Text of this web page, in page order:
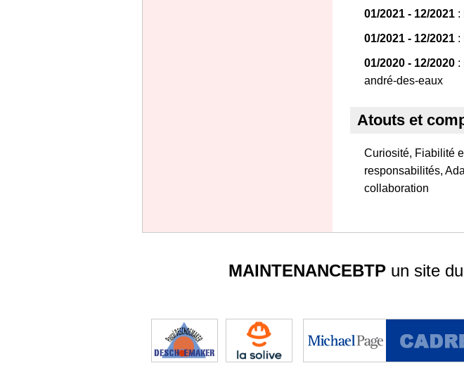
01/2021 - 12/2021 :
01/2021 - 12/2021 :
01/2020 - 12/2020 :
andré-des-eaux
Atouts et
Curiosité, Fiabilité
responsabilités,
collaboration
MAINTENANCEBTPun site